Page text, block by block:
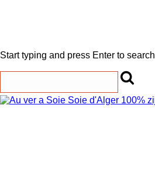
Start typing and press Enter to search